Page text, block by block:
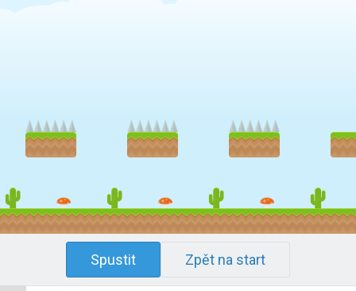
Spustit Zpět na start